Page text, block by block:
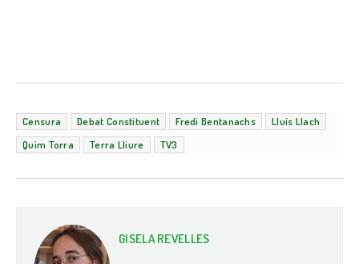
Censura Debat Constituent Fredi Bentanachs
Lluís Llach
Quim Torra
Terra Lliure TV3
GISELA REVELLES